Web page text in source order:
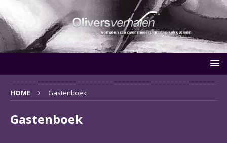
HOME Gastenboek
Gastenboek